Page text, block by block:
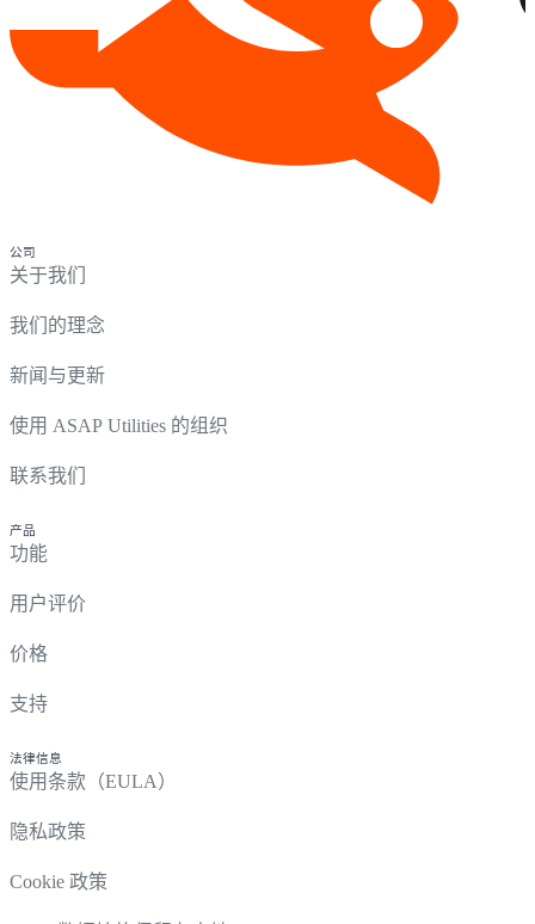
公司
关于我们
我们的理念
新闻与更新
使用 ASAP Utilities 的组织
联系我们
产品
功能
用户评价
价格
支持
法律信息
使用条款（EULA）
隐私政策
Cookie 政策